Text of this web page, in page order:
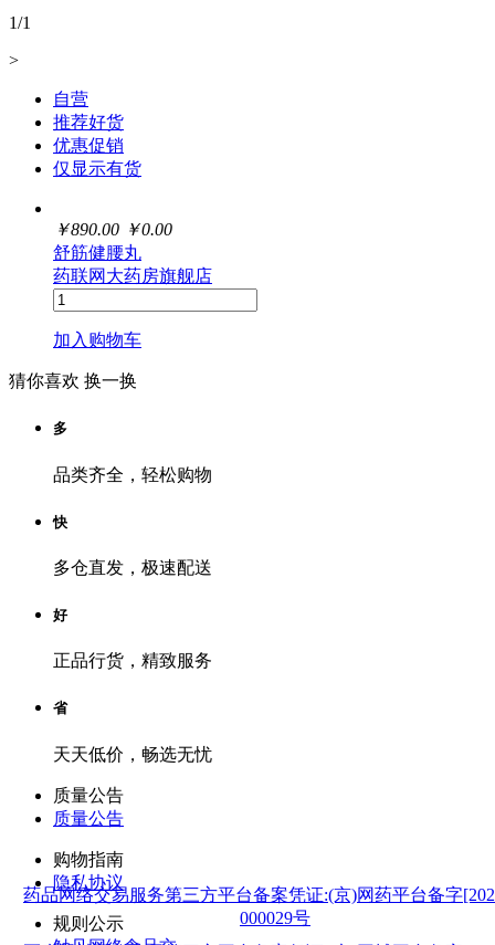
1/1
>
自营
推荐好货
优惠促销
仅显示有货
￥890.00 ￥0.00
舒筋健腰丸
药联网大药房旗舰店
加入购物车
猜你喜欢 换一换
多
品类齐全，轻松购物
快
多仓直发，极速配送
好
正品行货，精致服务
省
天天低价，畅选无忧
质量公告
质量公告
购物指南
隐私协议
规则公示
药品网络交易服务第三方平台备案凭证:(京)网药平台备字
000029号